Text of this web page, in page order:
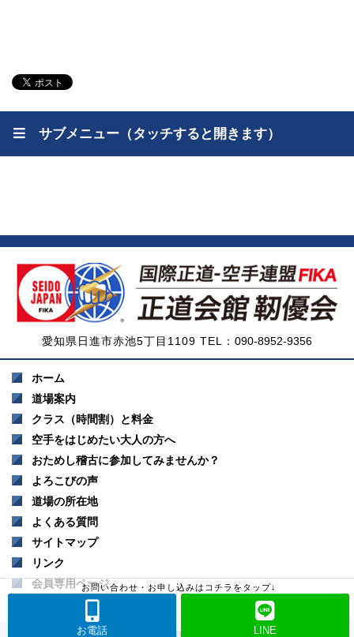
サブメニュー（タッチすると開きます）
愛知県日進市赤池5丁目1109 TEL： 090-8952-9356
ホーム
道場案内
クラス（時間割）と料金
空手をはじめたい大人の方へ
おためし稽古に参加してみませんか？
よろこびの声
道場の所在地
よくある質問
サイトマップ
リンク
会員専用ページ
お問い合わせ
Copyright 2017 国際正道-空手連盟 正道会館 靭優会（愛知県日進市） All Rights Reserved.
お問い合わせ・お申し込みはコチラをタップ↓
お電話 LINE